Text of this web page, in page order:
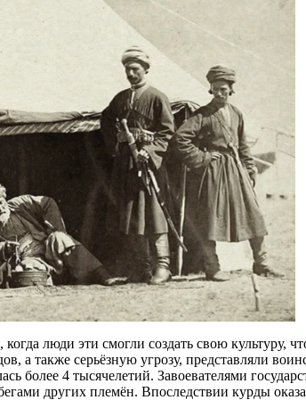
люди эти смогли создать свою культуру,
а также серьёзную угрозу, представляли
4 тысячелетий. Завоевателями
других племён. Впоследствии курды